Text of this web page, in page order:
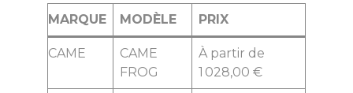
MARQUE MODÈLE PRIX
CAME
CAME
FROG
À partir de
1 028,00 €